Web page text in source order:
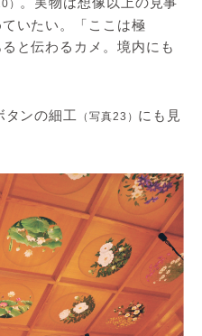
）
いたい。「ここは極
と伝わるカメ。境内にも
タンの細工 （写真23） にも見